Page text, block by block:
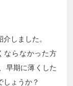
しました。
ならなかった方
早期に薄くした
しょうか？